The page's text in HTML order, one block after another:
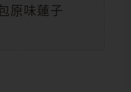
原味蓮子